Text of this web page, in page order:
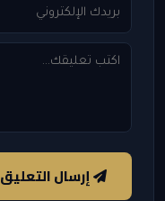
إرسال التعليق